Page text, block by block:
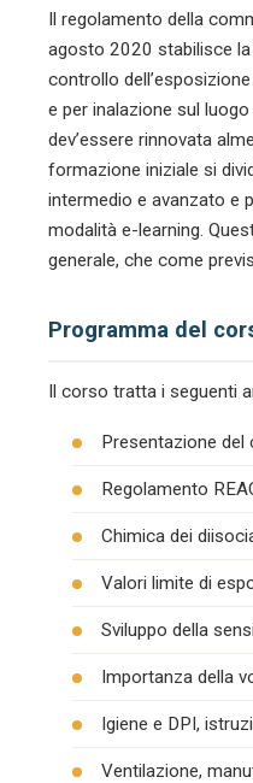
Il regolamento della
agosto 2020 stabilisce
controllo
e per inalazione sul
dev’essere rinnovata
formazione iniziale si
intermedio e avanzato e
modalità e-learning.
generale, che come
Programma del
Il corso tratta i seguenti
Presentazione del
Regolamento
Chimica dei
Valori limite di
Sviluppo della
Importanza della
Igiene e DPI,
Ventilazione,